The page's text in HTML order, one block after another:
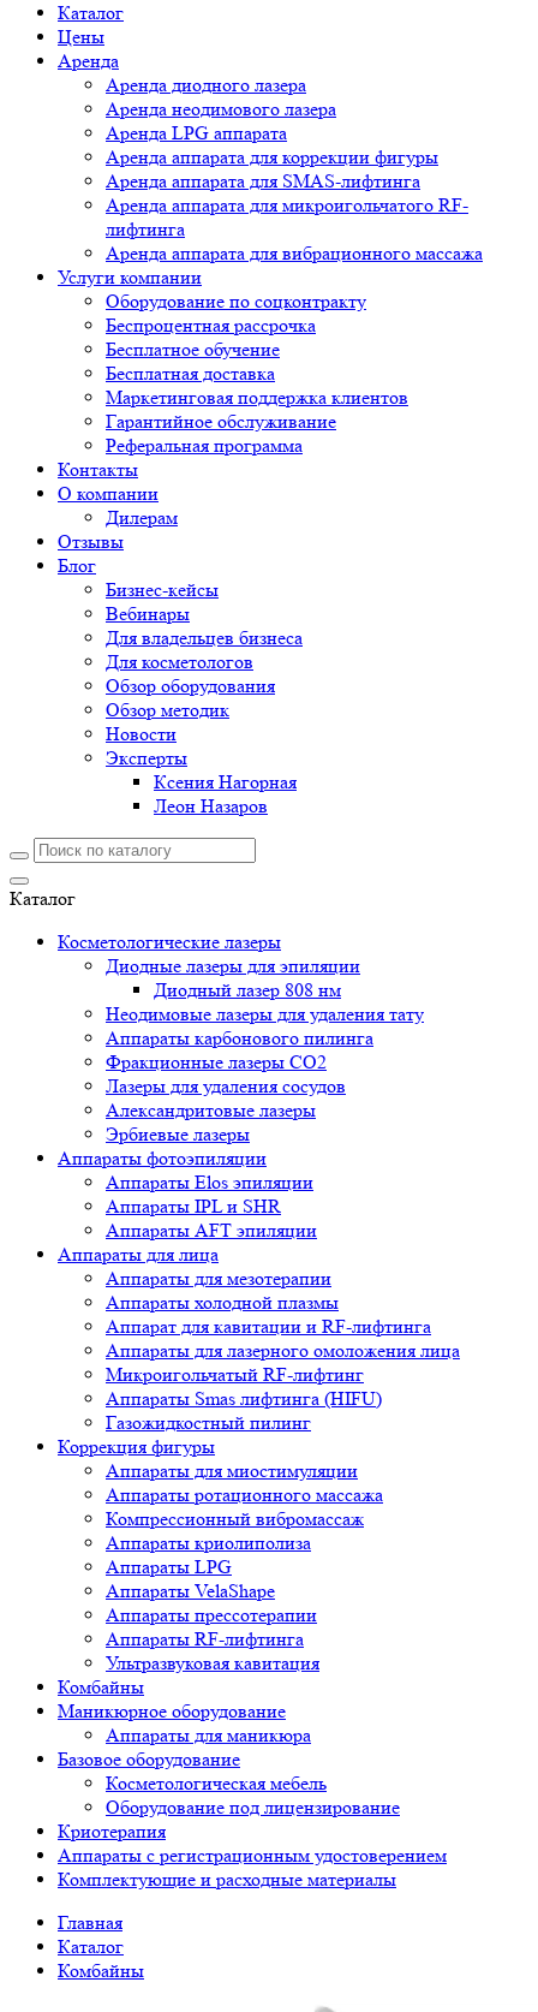
Каталог
Цены
Аренда
Аренда диодного лазера
Аренда неодимового лазера
Аренда LPG аппарата
Аренда аппарата для коррекции фигуры
Аренда аппарата для SMAS-лифтинга
Аренда аппарата для микроигольчатого RF-
лифтинга
Аренда аппарата для вибрационного массажа
Услуги компании
Оборудование по соцконтракту
Беспроцентная рассрочка
Бесплатное обучение
Бесплатная доставка
Маркетинговая поддержка клиентов
Гарантийное обслуживание
Реферальная программа
Контакты
О компании
Дилерам
Отзывы
Блог
Бизнес-кейсы
Вебинары
Для владельцев бизнеса
Для косметологов
Обзор оборудования
Обзор методик
Новости
Эксперты
Ксения Нагорная
Леон Назаров
Каталог
Косметологические лазеры
Диодные лазеры для эпиляции
Диодный лазер 808 нм
Неодимовые лазеры для удаления тату
Аппараты карбонового пилинга
Фракционные лазеры CO2
Лазеры для удаления сосудов
Александритовые лазеры
Эрбиевые лазеры
Аппараты фотоэпиляции
Аппараты Elos эпиляции
Аппараты IPL и SHR
Аппараты AFT эпиляции
Аппараты для лица
Аппараты для мезотерапии
Аппараты холодной плазмы
Аппарат для кавитации и RF-лифтинга
Аппараты для лазерного омоложения лица
Микроигольчатый RF-лифтинг
Аппараты Smas лифтинга (HIFU)
Газожидкостный пилинг
Коррекция фигуры
Аппараты для миостимуляции
Аппараты ротационного массажа
Компрессионный вибромассаж
Аппараты криолиполиза
Аппараты LPG
Аппараты VelaShape
Аппараты прессотерапии
Аппараты RF-лифтинга
Ультразвуковая кавитация
Комбайны
Маникюрное оборудование
Аппараты для маникюра
Базовое оборудование
Косметологическая мебель
Оборудование под лицензирование
Криотерапия
Аппараты c регистрационным удостоверением
Комплектующие и расходные материалы
Главная
Каталог
Комбайны